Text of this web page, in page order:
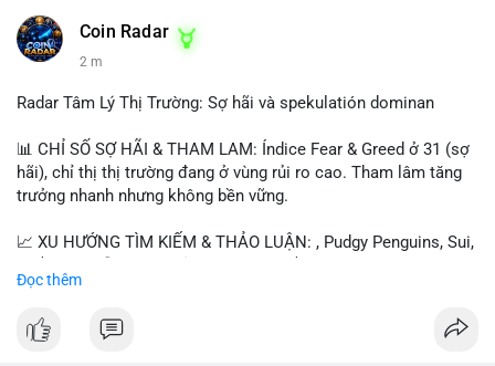
Coin Radar
2 m
Radar Tâm Lý Thị Trường: Sợ hãi và spekulatión dominan
📊 CHỈ SỐ SỢ HÃI & THAM LAM: Índice Fear & Greed ở 31 (sợ
hãi), chỉ thị thị trường đang ở vùng rủi ro cao. Tham lâm tăng
trưởng nhanh nhưng không bền vững.
📈 XU HƯỚNG TÌM KIẾM & THẢO LUẬN: , Pudgy Penguins, Sui,
hấp dẫn. BTC vẫn là điểm nhấn nhưng ít được thảo luận so với
Đọc thêm